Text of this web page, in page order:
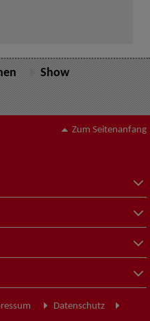
Show
Zum Seitenanfang
Datenschutz